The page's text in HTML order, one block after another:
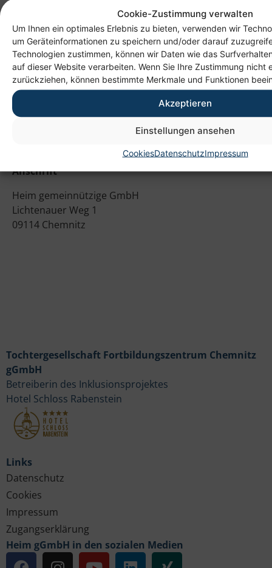
Cookie-Zustimmung verwalten
Um Ihnen ein optimales Erlebnis zu bieten, verwenden wir
um Geräteinformationen zu speichern und/oder darauf
Technologien zustimmen, können wir Daten wie das
auf dieser Website verarbeiten. Wenn Sie Ihre Zustimmung nicht
zurückziehen, können bestimmte Merkmale und Funktionen
Akzeptieren
Einstellungen ansehen
CookiesDatenschutzImpressum
#freiwilligstark #schulabschluss #gemeinsam #sozial
#engagiert #verantwortung
Anschrift
Heim gemeinnützige GmbH
Lichtenauer Weg 1
09114 Chemnitz
Links
Datenschutz
Cookies
Impressum
Zugangserklärung
Heim gGmbH in den sozialen Medien
Tochtergesellschaft Fortbildungszentrum Chemnitz
gGmbH
Betreiberin des Inklusionsprojektes
Hotel Schloss Rabenstein